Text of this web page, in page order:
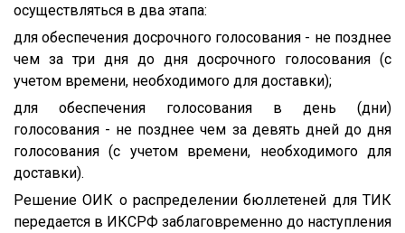
осуществляться в два этапа:
для обеспечения досрочного голосования - не позднее
чем за три дня до дня досрочного голосования (с
учетом времени, необходимого для доставки);
для обеспечения голосования в день (дни)
голосования - не позднее чем за девять дней до дня
голосования (с учетом времени, необходимого для
доставки).
Решение ОИК о распределении бюллетеней для ТИК
передается в ИКСРФ заблаговременно до наступления